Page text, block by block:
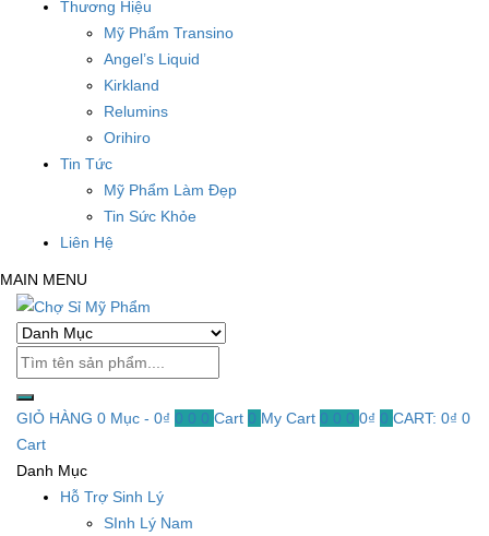
Thương Hiệu
Mỹ Phẩm Transino
Angel’s Liquid
Kirkland
Relumins
Orihiro
Tin Tức
Mỹ Phẩm Làm Đẹp
Tin Sức Khỏe
Liên Hệ
MAIN MENU
GIỎ HÀNG 0 Mục - 0₫ 0 0 0 Cart 0 My Cart 0 0 0 0₫ 0 CART: 0₫ 0
Cart
Danh Mục
Hỗ Trợ Sinh Lý
SInh Lý Nam